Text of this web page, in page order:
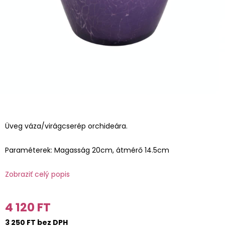
Üveg váza/virágcserép orchideára.
Paraméterek: Magasság 20cm, átmérő 14.5cm
Zobraziť celý popis
4 120 FT
3 250 FT bez DPH